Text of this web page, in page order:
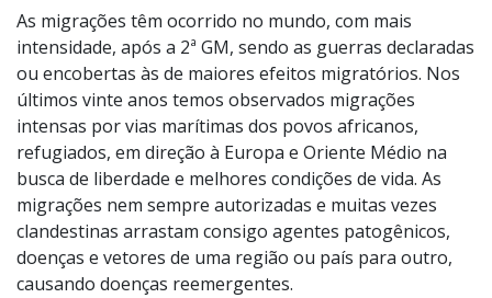
As migrações têm ocorrido no mundo, com mais
intensidade, após a 2ª GM, sendo as guerras declaradas
ou encobertas às de maiores efeitos migratórios. Nos
últimos vinte anos temos observados migrações
intensas por vias marítimas dos povos africanos,
refugiados, em direção à Europa e Oriente Médio na
busca de liberdade e melhores condições de vida. As
migrações nem sempre autorizadas e muitas vezes
clandestinas arrastam consigo agentes patogênicos,
doenças e vetores de uma região ou país para outro,
causando doenças reemergentes.